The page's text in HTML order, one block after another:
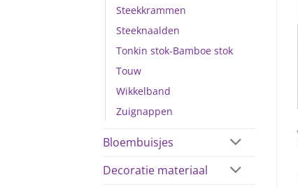
Steekkrammen
Steeknaalden
Tonkin stok-Bamboe stok
Touw
Wikkelband
Zuignappen
Bloembuisjes
Decoratie materiaal